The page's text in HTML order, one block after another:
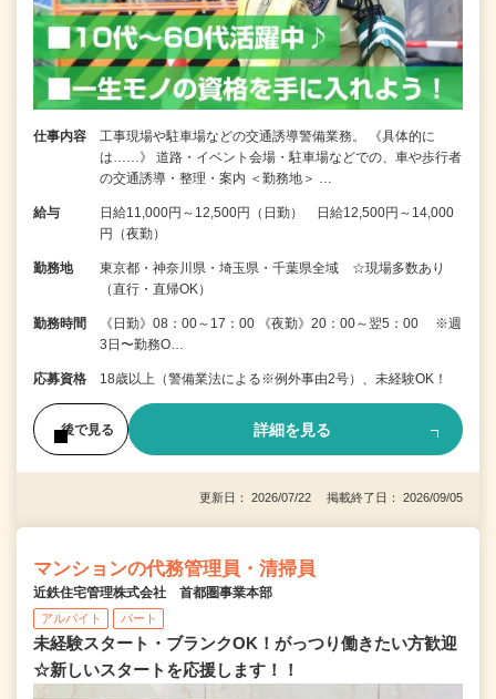
仕事内容
工事現場や駐車場などの交通誘導警備業務。 《具体的に
は……》 道路・イベント会場・駐車場などでの、車や歩行者
の交通誘導・整理・案内 ＜勤務地＞ …
給与
日給11,000円～12,500円（日勤） 日給12,500円～14,000
円（夜勤）
勤務地
東京都・神奈川県・埼玉県・千葉県全域 ☆現場多数あり
（直行・直帰OK）
勤務時間
《日勤》08：00～17：00 《夜勤》20：00～翌5：00 ※週
3日〜勤務O…
応募資格 18歳以上（警備業法による※例外事由2号）、未経験OK！
後で見る 詳細を見る
更新日： 2026/07/22 掲載終了日： 2026/09/05
マンションの代務管理員・清掃員
近鉄住宅管理株式会社 首都圏事業本部
アルバイト パート
未経験スタート・ブランクOK！がっつり働きたい方歓迎
☆新しいスタートを応援します！！